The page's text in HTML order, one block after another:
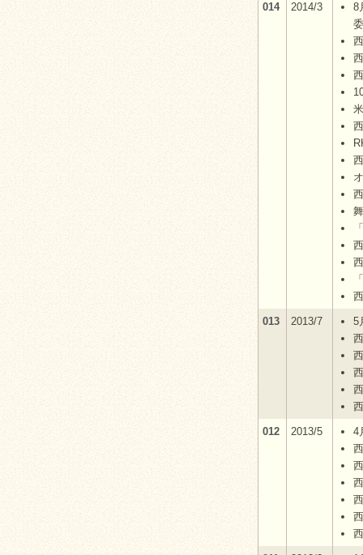
014 2014/3
8
013 2013/7
5
012 2013/5
4